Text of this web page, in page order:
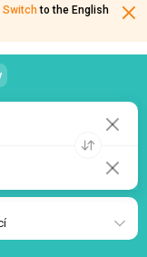
Switch to the English